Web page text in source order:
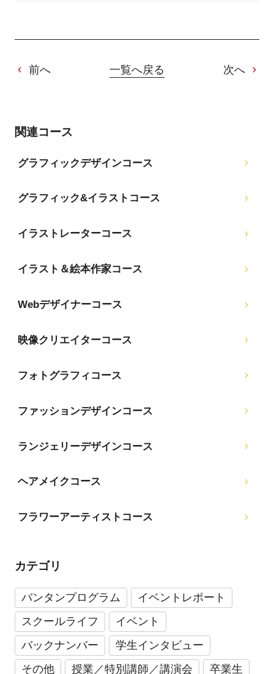
前へ 一覧へ戻る 次へ
関連コース
グラフィックデザインコース
グラフィック&イラストコース
イラストレーターコース
イラスト＆絵本作家コース
Webデザイナーコース
映像クリエイターコース
フォトグラフィコース
ファッションデザインコース
ランジェリーデザインコース
ヘアメイクコース
フラワーアーティストコース
カテゴリ
バンタンプログラム
イベントレポート
スクールライフ
イベント
バックナンバー
学生インタビュー
その他
授業／特別講師／講演会 卒業生